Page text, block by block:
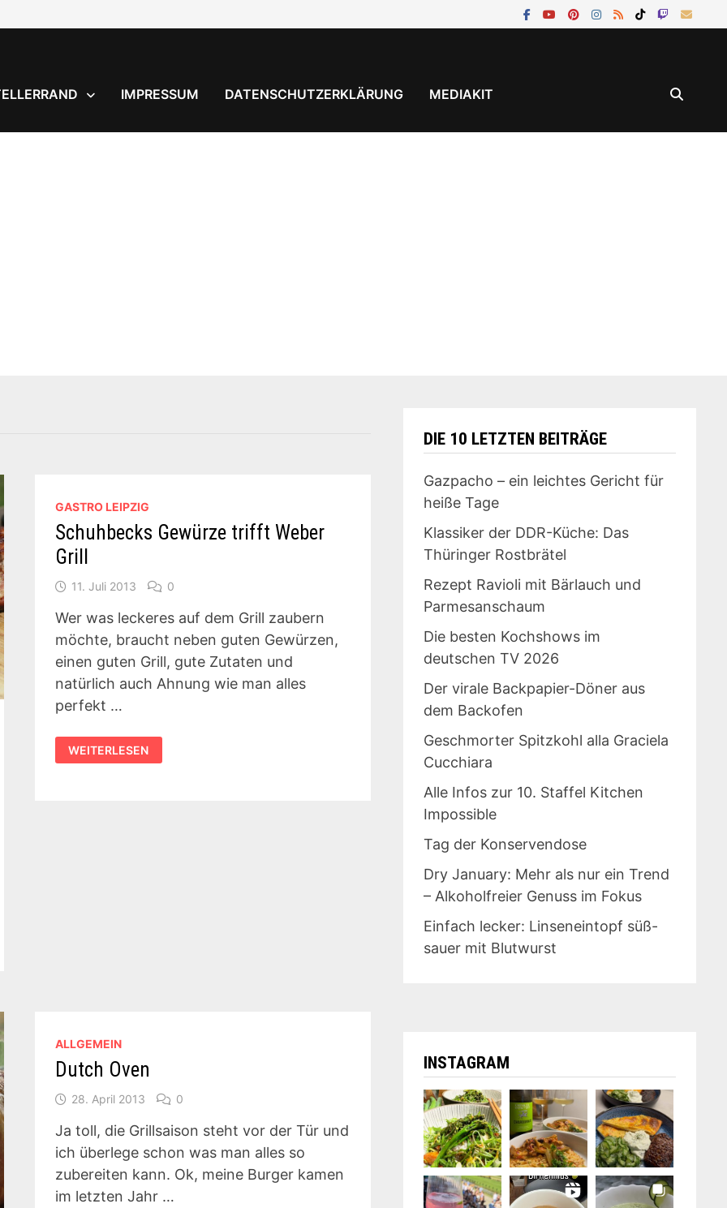
IMPRESSUM DATENSCHUTZERKLÄRUNG
MEDIAKIT
GASTRO LEIPZIG
Schuhbecks Gewürze trifft Weber
Grill
11. Juli 2013 0
Wer was leckeres auf dem Grill zaubern
möchte, braucht neben guten Gewürzen,
einen guten Grill, gute Zutaten und
natürlich auch Ahnung wie man alles
perfekt …
SCHUHBECKS
GEWÜRZE
TRIFFT
WEITERLESEN
ALLGEMEIN
Dutch Oven
28. April 2013 0
Ja toll, die Grillsaison steht vor der Tür und
ich überlege schon was man alles so
zubereiten kann. Ok, meine Burger kamen
im letzten Jahr …
DIE 10 LETZTEN BEITRÄGE
Gazpacho – ein leichtes Gericht für
heiße Tage
Klassiker der DDR-Küche: Das
Thüringer Rostbrätel
Rezept Ravioli mit Bärlauch und
Parmesanschaum
Die besten Kochshows im
deutschen TV 2026
Der virale Backpapier-Döner aus
dem Backofen
Geschmorter Spitzkohl alla Graciela
Cucchiara
Alle Infos zur 10. Staffel Kitchen
Impossible
Tag der Konservendose
Dry January: Mehr als nur ein Trend
– Alkoholfreier Genuss im Fokus
Einfach lecker: Linseneintopf süß-
sauer mit Blutwurst
INSTAGRAM